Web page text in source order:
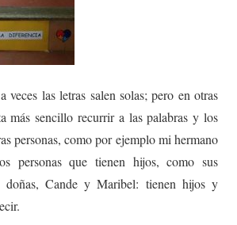
veces las letras salen solas; pero en otras
más sencillo recurrir a las palabras y los
personas, como por ejemplo mi hermano
personas que tienen hijos, como sus
doñas, Cande y Maribel: tienen hijos y